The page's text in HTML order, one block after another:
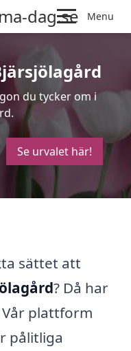
dag.se Menu
du tycker om i
Se urvalet här!
sättet att
? Då har
plattform
pålitliga